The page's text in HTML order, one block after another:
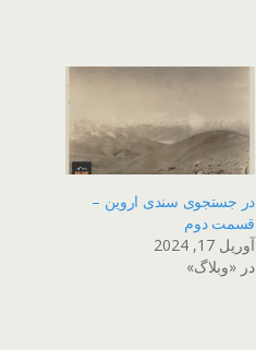
در جستجوی سندی اروین –
قسمت دوم
آوریل 17, 2024
در «وبلاگ»